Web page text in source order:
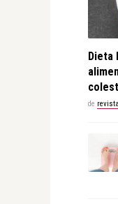
Dieta
de